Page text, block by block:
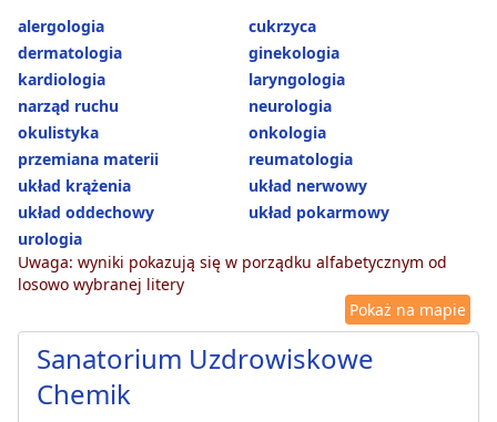
alergologia
cukrzyca
dermatologia
ginekologia
kardiologia
laryngologia
narząd ruchu
neurologia
okulistyka
onkologia
przemiana materii
reumatologia
układ krążenia
układ nerwowy
układ oddechowy
układ pokarmowy
urologia
Uwaga: wyniki pokazują się w porządku alfabetycznym od
losowo wybranej litery
Pokaż na mapie
Sanatorium Uzdrowiskowe
Chemik